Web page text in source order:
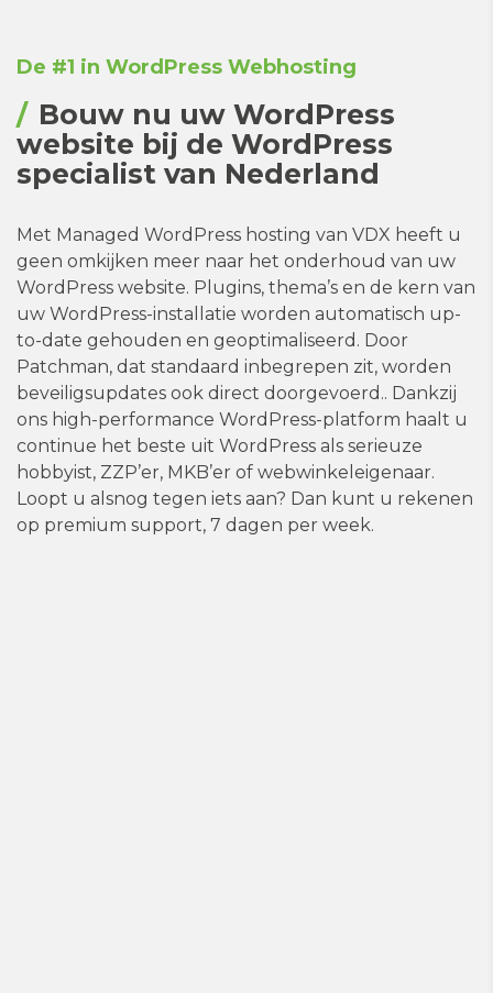
De #1 in WordPress Webhosting
Bouw nu uw WordPress
website bij de WordPress
specialist van Nederland
Met Managed WordPress hosting van VDX heeft u
geen omkijken meer naar het onderhoud van uw
WordPress website. Plugins, thema’s en de kern van
uw WordPress-installatie worden automatisch up-
to-date gehouden en geoptimaliseerd. Door
Patchman, dat standaard inbegrepen zit, worden
beveiligsupdates ook direct doorgevoerd.. Dankzij
ons high-performance WordPress-platform haalt u
continue het beste uit WordPress als serieuze
hobbyist, ZZP’er, MKB’er of webwinkeleigenaar.
Loopt u alsnog tegen iets aan? Dan kunt u rekenen
op premium support, 7 dagen per week.